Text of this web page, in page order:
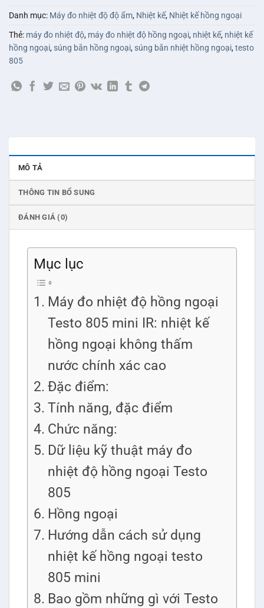
Danh mục: Máy đo nhiệt độ độ ẩm, Nhiệt kế, Nhiệt kế hồng ngoại
Thẻ: máy đo nhiệt độ, máy đo nhiệt độ hồng ngoại, nhiệt kế, nhiệt kế
hồng ngoại, súng bắn hồng ngoại, súng bắn nhiệt hồng ngoại,testo
805
MÔ TẢ
THÔNG TIN BỔ SUNG
ĐÁNH GIÁ (0)
Mục lục
Máy đo nhiệt độ hồng ngoại
Testo 805 mini IR: nhiệt kế
hồng ngoại không thấm
nước chính xác cao
Đặc điểm:
Tính năng, đặc điểm
Chức năng:
Dữ liệu kỹ thuật máy đo
nhiệt độ hồng ngoại Testo
805
Hồng ngoại
Hướng dẫn cách sử dụng
nhiệt kế hồng ngoại testo
805 mini
Bao gồm những gì với Testo